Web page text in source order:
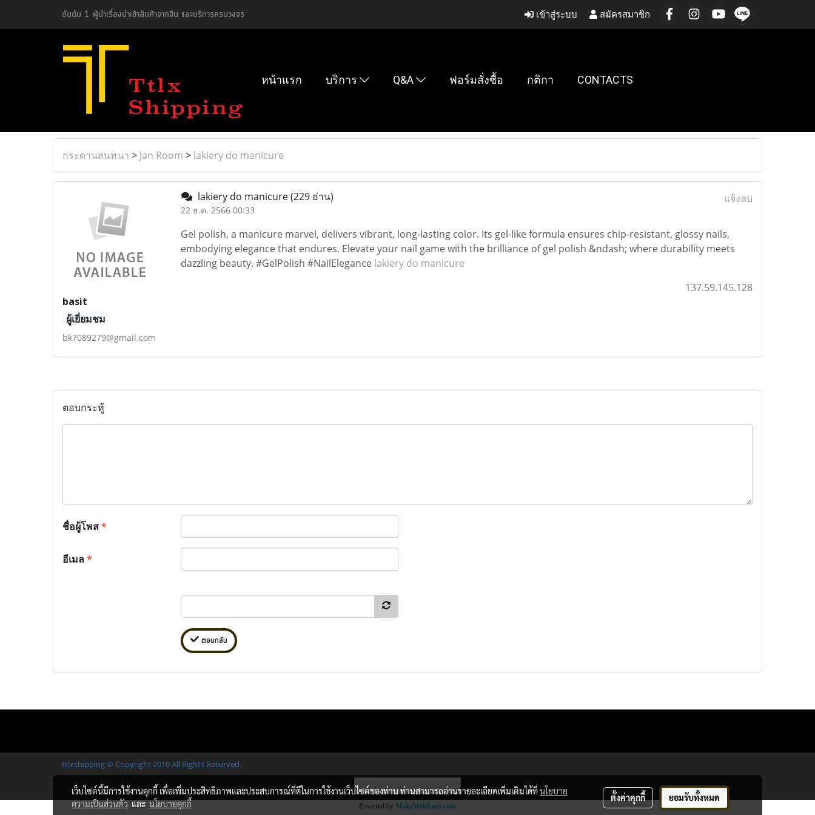
อันดับ 1 ผู้นำเรื่องนำเข้าสินค้าจากจีน และบริการครบวงจร เข้าสู่ระบบ สมัครสมาชิก
หน้าแรก บริการ Q&A ฟอร์มสั่งซื้อ กติกา CONTACTS
กระดานสนทนา > Jan Room > lakiery do manicure
basit
ผู้เยี่ยมชม
bk7089279@gmail.com
lakiery do manicure(229 อ่าน)
22 ธ.ค. 2566 00:33
แจ้งลบ
Gel polish, a manicure marvel, delivers vibrant, long-lasting color. Its gel-like formula ensures chip-resistant, glossy nails,
embodying elegance that endures. Elevate your nail game with the brilliance of gel polish &ndash; where durability meets
dazzling beauty. #GelPolish #NailElegance lakiery do manicure
137.59.145.128
ตอบกระทู้
ชื่อผู้โพส*
อีเมล*
ตอบกลับ
ttlxshipping © Copyright 2010 All Rights Reserved.
ผู้เข้าชมวันนี้
Powered by MakeWebEasy.com
เว็บไซต์นี้มีการใช้งานคุกกี้ เพื่อเพิ่มประสิทธิภาพและประสบการณ์ที่ดีในการใช้งานเว็บไซต์ของท่าน ท่านสามารถอ่านรายละเอียดเพิ่มเติมได้ที่นโยบาย
ความเป็นส่วนตัวและนโยบายคุกกี้
ตั้งค่าคุกกี้ ยอมรับทั้งหมด